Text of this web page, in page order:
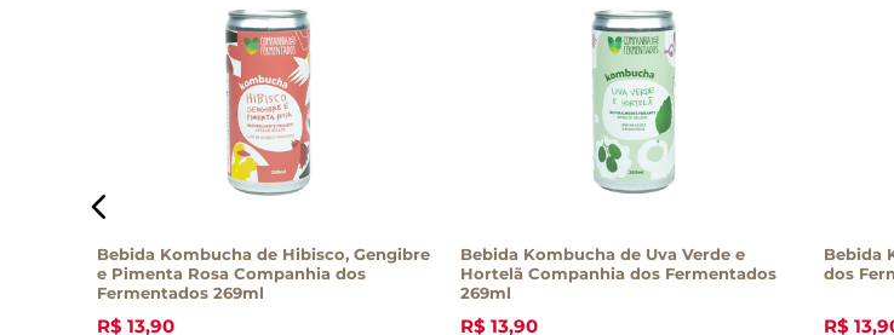
Bebida Kombucha de Hibisco, Gengibre
e Pimenta Rosa Companhia dos
Fermentados 269ml
R$ 13,90
Bebida Kombucha de Uva Verde e
Hortelã Companhia dos Fermentados
269ml
R$ 13,90
Bebida
dos
R$ 13,